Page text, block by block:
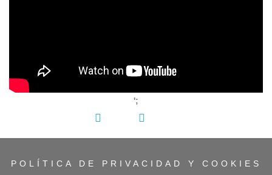
';
POLÍTICA DE PRIVACIDAD Y COOKIES